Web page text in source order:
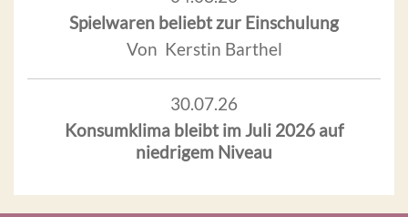
Spielwaren beliebt zur Einschulung
Von Kerstin Barthel
30.07.26
Konsumklima bleibt im Juli 2026 auf
niedrigem Niveau